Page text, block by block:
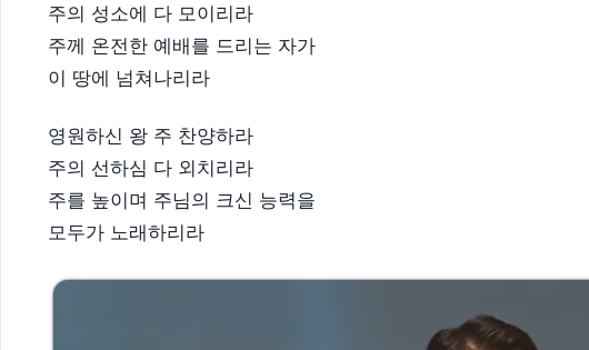
주의 성소에 다 모이리라
주께 온전한 예배를 드리는 자가
이 땅에 넘쳐나리라
영원하신 왕 주 찬양하라
주의 선하심 다 외치리라
주를 높이며 주님의 크신 능력을
모두가 노래하리라